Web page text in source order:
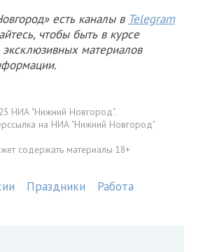
есть каналы в Telegram
чтобы быть в курсе
материалов
НИА "Нижний Новгород".
на НИА "Нижний Новгород"
содержать материалы 18+
Праздники Работа